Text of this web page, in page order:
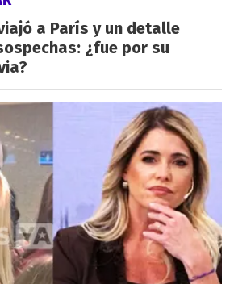
a París y un detalle
¿fue por su